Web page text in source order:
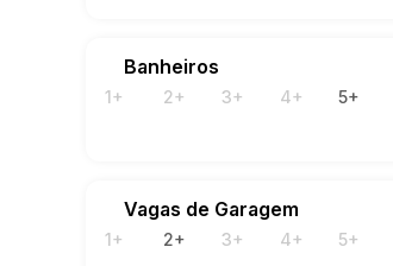
Vila Hollândia (1)
Vila Marieta (1)
Paulínia (4)
Betel (1)
Banheiros
1+ 2+ 3+ 4+ 5+
Vagas de Garagem
1+ 2+ 3+ 4+ 5+